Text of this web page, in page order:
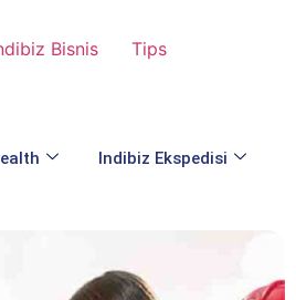
Bisnis Tips
Indibiz Ekspedisi